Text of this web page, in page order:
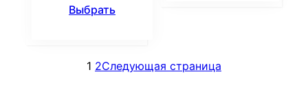
Выбрать
1 2Следующая страница